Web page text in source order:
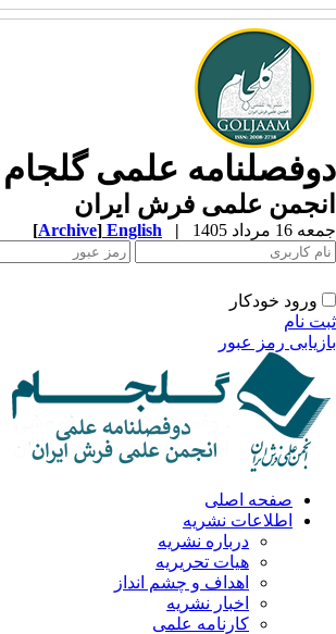
علمی گلجام
علمی فرش ایران
مرداد 1405 |
English
[Archive]
ورود خودکار
نام
رمز عبور
صفحه اصلی
اطلاعات نشریه
درباره نشریه
هیات تحریریه
اهداف و چشم انداز
اخبار نشریه
کارنامه علمی